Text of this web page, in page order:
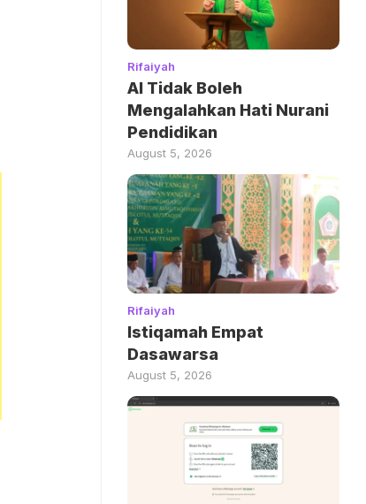
Rifaiyah
AI Tidak Boleh
Mengalahkan Hati Nurani
Pendidikan
August 5, 2026
Rifaiyah
Istiqamah Empat
Dasawarsa
August 5, 2026